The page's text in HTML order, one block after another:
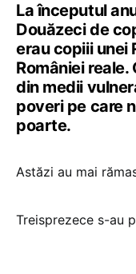
La începutul
Douăzeci de
erau copiii unei
României
din medii
poveri pe care
poarte.
Astăzi au mai
Treisprezece s-au